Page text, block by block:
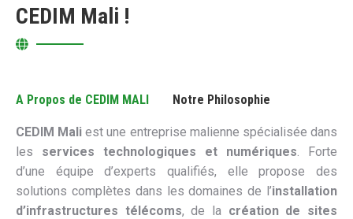
CEDIM Mali !
A Propos de CEDIM MALI Notre Philosophie
CEDIM Mali est une entreprise malienne spécialisée dans
les services technologiques et numériques. Forte
d’une équipe d’experts qualifiés, elle propose des
solutions complètes dans les domaines de l’installation
d’infrastructures télécoms, de la création de sites